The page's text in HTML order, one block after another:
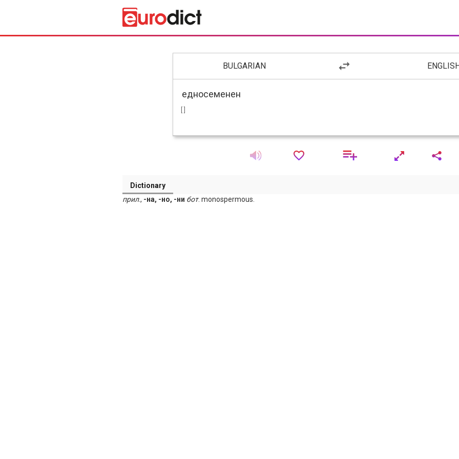
BULGARIAN
Dictionary
прил., -на, -но, -ни бот. monospermous.